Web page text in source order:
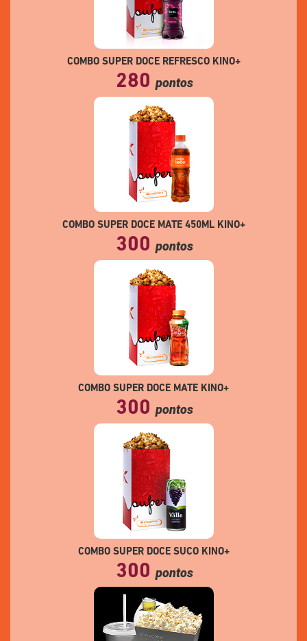
COMBO SUPER DOCE REFRESCO KINO+
280 pontos
COMBO SUPER DOCE MATE 450ML KINO+
300 pontos
COMBO SUPER DOCE MATE KINO+
300 pontos
COMBO SUPER DOCE SUCO KINO+
300 pontos